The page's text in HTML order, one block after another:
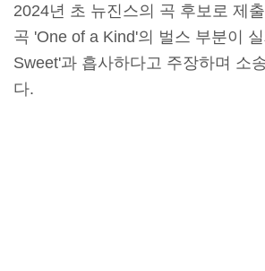
2024년 초 뉴진스의 곡 후보로 제
곡 'One of a Kind'의 벌스 부분이
Sweet'과 흡사하다고 주장하며 소
다.